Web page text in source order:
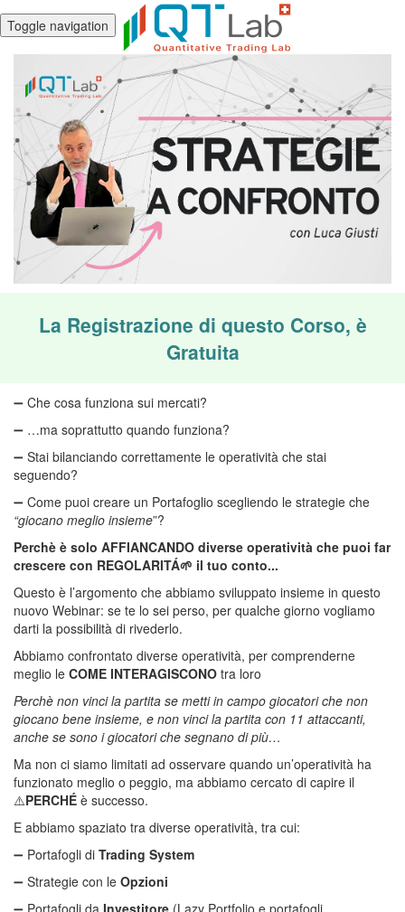
Toggle navigation
La Registrazione di questo Corso, è
Gratuita
➖ Che cosa funziona sui mercati?
➖ …ma soprattutto quando funziona?
➖ Stai bilanciando correttamente le operatività che stai
seguendo?
➖ Come puoi creare un Portafoglio scegliendo le strategie che
“giocano meglio insieme”?
Perchè è solo AFFIANCANDO diverse operatività che puoi far
crescere con REGOLARITÁ🌱 il tuo conto...
Questo è l’argomento che abbiamo sviluppato insieme in questo
nuovo Webinar: se te lo sei perso, per qualche giorno vogliamo
darti la possibilità di rivederlo.
Abbiamo confrontato diverse operatività, per comprenderne
meglio le COME INTERAGISCONO tra loro
Perchè non vinci la partita se metti in campo giocatori che non
giocano bene insieme, e non vinci la partita con 11 attaccanti,
anche se sono i giocatori che segnano di più…
Ma non ci siamo limitati ad osservare quando un’operatività ha
funzionato meglio o peggio, ma abbiamo cercato di capire il
⚠️PERCHÉ è successo.
E abbiamo spaziato tra diverse operatività, tra cui:
➖ Portafogli di Trading System
➖ Strategie con le Opzioni
➖ Portafogli da Investitore (Lazy Portfolio e portafogli